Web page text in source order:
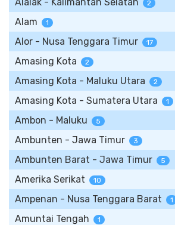
2
Alam 1
Alor - Nusa Tenggara Timur 17
Amasing Kota 2
Amasing Kota - Maluku Utara 2
Amasing Kota - Sumatera Utara 1
Ambon - Maluku 5
Ambunten - Jawa Timur 3
Ambunten Barat - Jawa Timur 5
Amerika Serikat 10
Ampenan - Nusa Tenggara Barat 1
Amuntai Tengah 1